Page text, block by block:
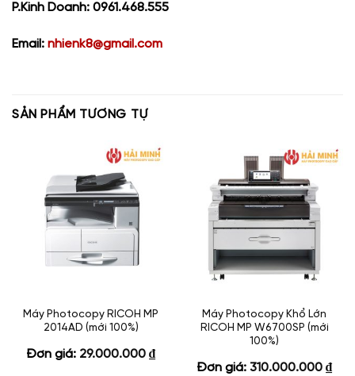
P.Kinh Doanh: 0961.468.555
Email: nhienk8@gmail.com
SẢN PHẨM TƯƠNG TỰ
Máy Photocopy RICOH MP
2014AD (mới 100%)
Đơn giá: 29.000.000 ₫
Máy Photocopy Khổ Lớn
RICOH MP W6700SP (mới
100%)
Đơn giá: 310.000.000 ₫